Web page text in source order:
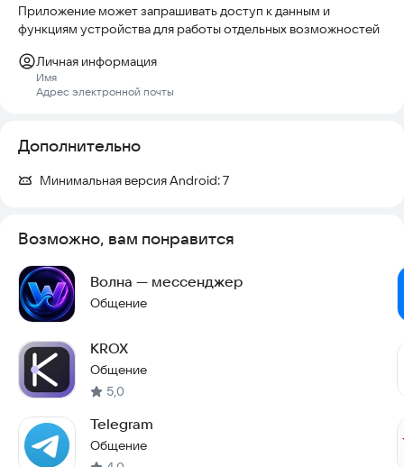
Приложение может запрашивать доступ к данным и
функциям устройства для работы отдельных возможностей
Личная информация
Имя
Адрес электронной почты
Дополнительно
Минимальная версия Android:7
Возможно, вам понравится
Волна — мессенджер
Общение
KROX
Общение
5,0
Telegram
Общение